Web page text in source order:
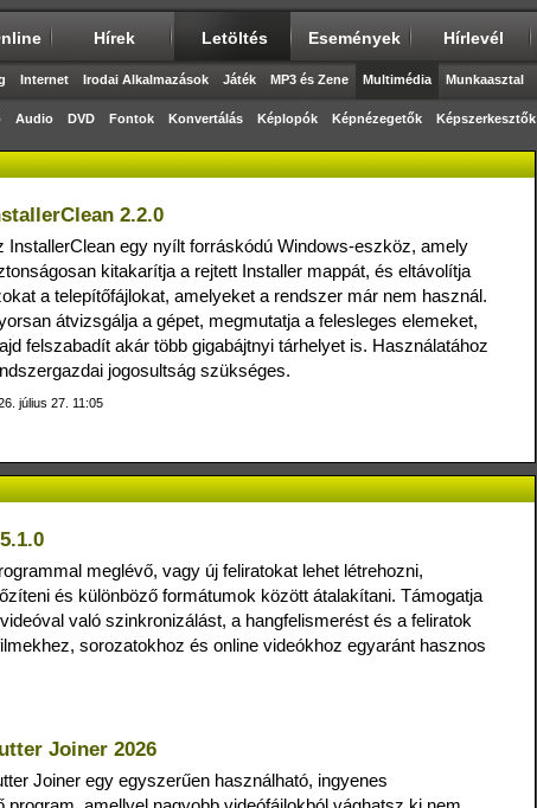
Hírek Letöltés Események Hírlevél
Internet Irodai Alkalmazások Játék MP3 és Zene Multimédia Munkaasztal
Audio DVD Fontok Konvertálás Képlopók Képnézegetők Képszerkesztők
2.2.0
InstallerClean egy nyílt forráskódú Windows‑eszköz, amely
kitakarítja a rejtett Installer mappát, és eltávolítja
a telepítőfájlokat, amelyeket a rendszer már nem használ.
átvizsgálja a gépet, megmutatja a felesleges elemeket,
felszabadít akár több gigabájtnyi tárhelyet is. Használatához
jogosultság szükséges.
július 27. 11:05
meglévő, vagy új feliratokat lehet létrehozni,
és különböző formátumok között átalakítani. Támogatja
való szinkronizálást, a hangfelismerést és a feliratok
sorozatokhoz és online videókhoz egyaránt hasznos
Joiner 2026
Joiner egy egyszerűen használható, ingyenes